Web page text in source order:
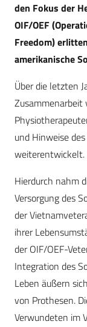
den Fokus der
OIF/OEF
Freedom)
amerikanische
Über die letzten
Zusammenarbeit
und Hinweise
weiterentwickelt.
Hierdurch nahm
Versorgung des
der
ihrer
der OIF/OEF-
Integration des
Leben äußern
von Prothesen.
Verwundeten im